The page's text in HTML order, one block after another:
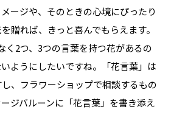
ージや、そのときの心境にぴったり
贈れば、きっと喜んでもらえます。
く2つ、3つの言葉を持つ花があるの
ようにしたいですね。「花言葉」は
、フラワーショップで相談するもの
ジバルーンに「花言葉」を書き添え